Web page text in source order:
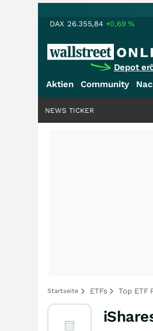
DAX 26.355,84 +0,69%
Depot
Aktien Community
NEWS TICKER
Startseite ETFs Top ETF